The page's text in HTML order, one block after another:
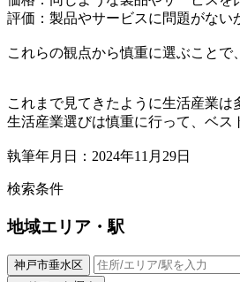
評価：製品やサービスに問題がない
これらの観点から慎重に選ぶことで
これまで見てきたように生活産業は
生活産業選びは慎重に行って、ベス
執筆年月日：2024年11月29日
検索条件
地域エリア・駅
神戸市垂水区